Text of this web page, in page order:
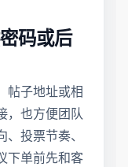
码或后
帖子地址或相
，也方便团队
投票节奏、
下单前先和客